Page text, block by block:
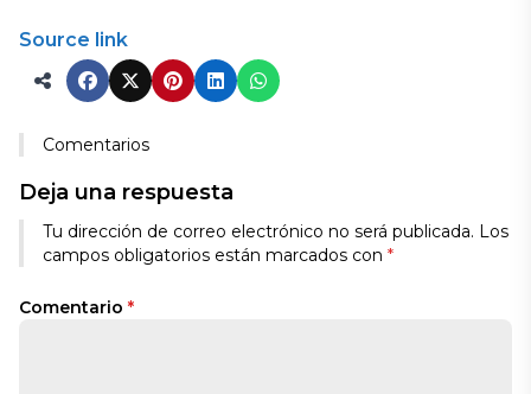
Source link
Comentarios
Deja una respuesta
Tu dirección de correo electrónico no será publicada. Los
campos obligatorios están marcados con *
Comentario *